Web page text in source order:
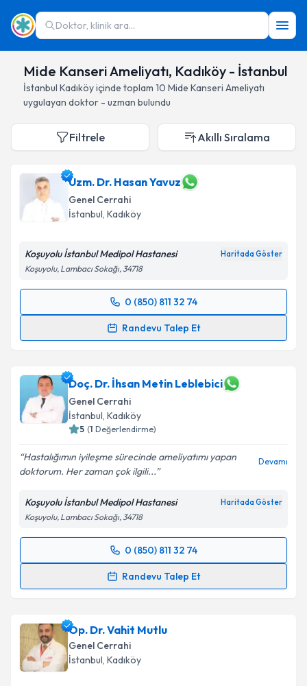
Doktor, klinik ara...
Mide Kanseri Ameliyatı, Kadıköy - İstanbul
İstanbul Kadıköyiçinde toplam 10 Mide Kanseri Ameliyatı
uygulayan doktor - uzman bulundu
Filtrele Akıllı Sıralama
Uzm. Dr. Hasan Yavuz
Genel Cerrahi
İstanbul, Kadıköy
Koşuyolu İstanbul Medipol Hastanesi Haritada Göster
Koşuyolu, Lambacı Sokağı, 34718
0 (850) 811 32 74
Randevu Talep Et
Randevu Takvimi Talebi
takvim hazırlandığında e-posta ile bilgilendireceğiz.
E-posta Adresiniz
Kişisel verilerimin işlenmesine ilişkin
kapsamda işlenmesini kabul ediyorum.
Takvim Talebini Gönder
Doç. Dr. İhsan Metin Leblebici
Genel Cerrahi
İstanbul, Kadıköy
5 (1 Değerlendirme)
Hastalığımın iyileşme sürecinde ameliyatımı yapan
doktorum. Her zaman çok ilgili...
Devamı
Koşuyolu İstanbul Medipol Hastanesi Haritada Göster
Koşuyolu, Lambacı Sokağı, 34718
0 (850) 811 32 74
Randevu Talep Et
Randevu Takvimi Talebi
için bir takvim hazırlandığında e-posta ile
bilgilendireceğiz.
E-posta Adresiniz
Op. Dr. Vahit Mutlu
Genel Cerrahi
İstanbul, Kadıköy